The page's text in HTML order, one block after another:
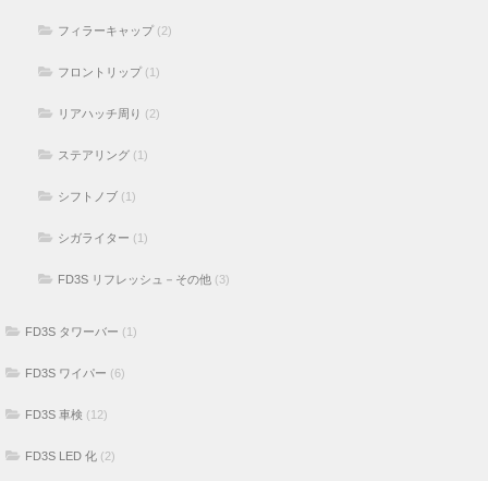
フィラーキャップ (2)
フロントリップ (1)
リアハッチ周り (2)
ステアリング (1)
シフトノブ (1)
シガライター (1)
FD3S リフレッシュ－その他 (3)
FD3S タワーバー (1)
FD3S ワイパー (6)
FD3S 車検 (12)
FD3S LED 化 (2)